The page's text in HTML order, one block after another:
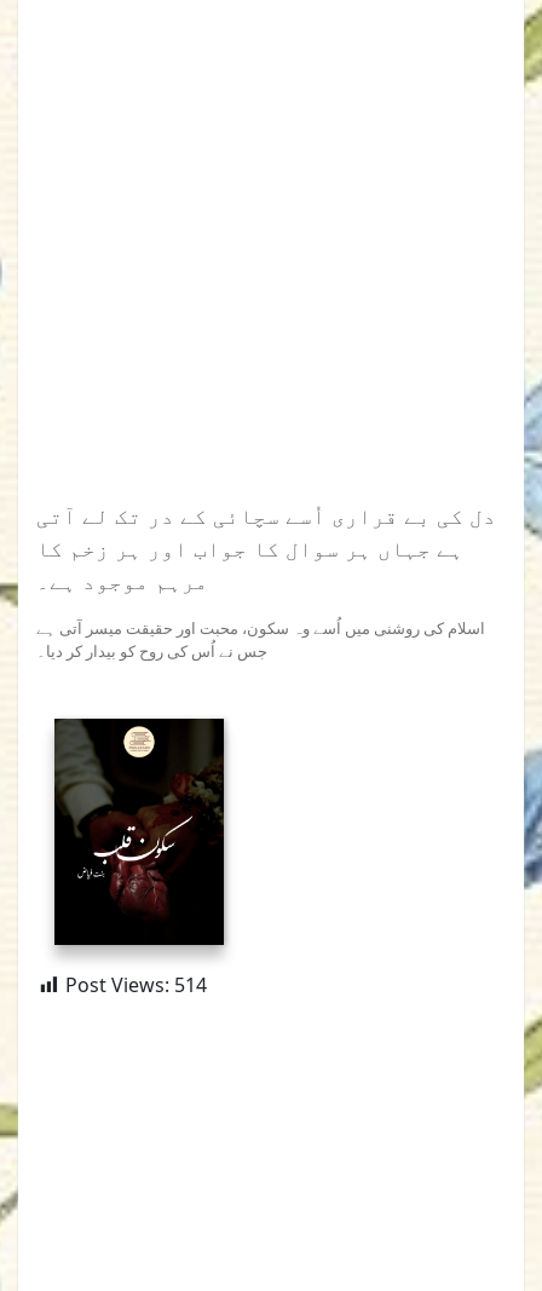
دل کی بے قراری اُسے سچائی کے در تک لے آتی
ہے جہاں ہر سوال کا جواب اور ہر زخم کا
مرہم موجود ہے۔
اسلام کی روشنی میں اُسے وہ سکون، محبت اور حقیقت میسر آتی ہے
جس نے اُس کی روح کو بیدار کر دیا۔
Post Views: 514